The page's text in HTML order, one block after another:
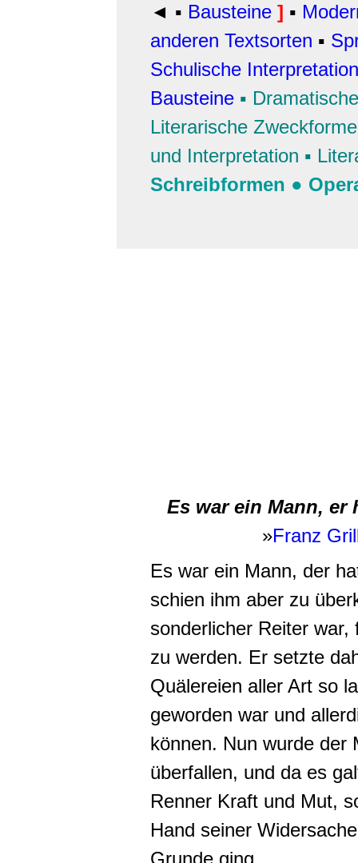
◄ ▪ Bausteine ] ▪
anderen Textsorten ▪
Schulische
Bausteine ▪
Literarische
und Interpretation ▪
Schreibformen ●
Es war ein Mann, er
»Franz
Es war ein Mann, der
schien ihm aber zu
sonderlicher Reiter
zu werden. Er setzte
Quälereien aller Art so
geworden war und
können. Nun wurde der
überfallen, und da es
Renner Kraft und Mut,
Hand seiner
Grunde ging.